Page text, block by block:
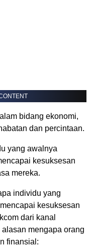
bidang ekonomi,
dan percintaan.
yang awalnya
kesuksesan
mereka.
individu yang
kesuksesan
dari kanal
mengapa orang
finansial: